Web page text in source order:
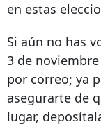
en estas
Si aún no has
3 de
por correo; ya
asegurarte de
lugar,